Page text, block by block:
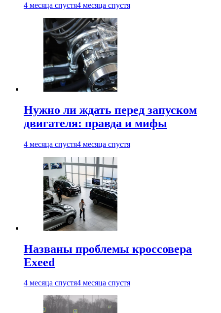
4 месяца спустя4 месяца спустя
Нужно ли ждать перед запуском
двигателя: правда и мифы
4 месяца спустя4 месяца спустя
Названы проблемы кроссовера
Exeed
4 месяца спустя4 месяца спустя